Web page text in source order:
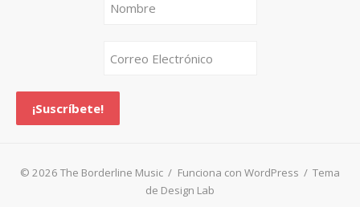
© 2026 The Borderline Music / Funciona con WordPress / Tema
de Design Lab